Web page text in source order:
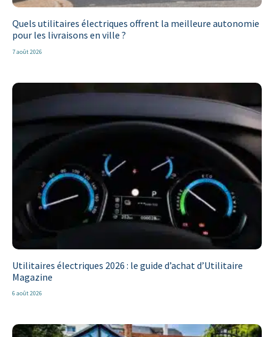
Quels utilitaires électriques offrent la meilleure autonomie
pour les livraisons en ville ?
7 août 2026
Utilitaires électriques 2026 : le guide d’achat d’Utilitaire
Magazine
6 août 2026